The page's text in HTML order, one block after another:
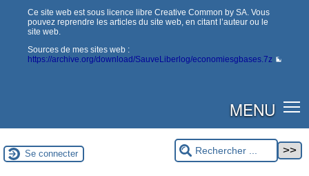
Ce site web est sous licence libre Creative Common by SA. Vous
pouvez reprendre les articles du site web, en citant l’auteur ou le
site web.
Sources de mes sites web :
https://archive.org/download/SauveLiberlog/economiesgbases.7z
MENU
Se connecter